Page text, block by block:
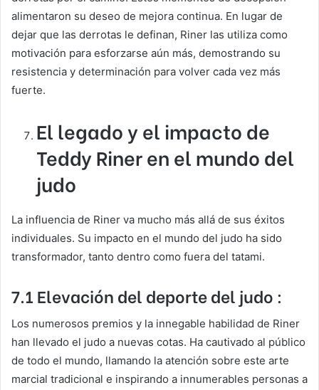
alimentaron su deseo de mejora continua. En lugar de
dejar que las derrotas le definan, Riner las utiliza como
motivación para esforzarse aún más, demostrando su
resistencia y determinación para volver cada vez más
fuerte.
El legado y el impacto de
Teddy Riner en el mundo del
judo
La influencia de Riner va mucho más allá de sus éxitos
individuales. Su impacto en el mundo del judo ha sido
transformador, tanto dentro como fuera del tatami.
7.1 Elevación del deporte del judo :
Los numerosos premios y la innegable habilidad de Riner
han llevado el judo a nuevas cotas. Ha cautivado al público
de todo el mundo, llamando la atención sobre este arte
marcial tradicional e inspirando a innumerables personas a